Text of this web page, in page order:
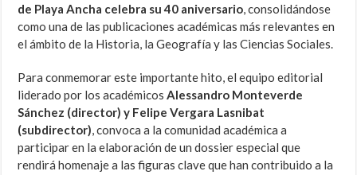
de Playa Ancha celebra su 40 aniversario, consolidándose
como una de las publicaciones académicas más relevantes en
el ámbito de la Historia, la Geografía y las Ciencias Sociales.
Para conmemorar este importante hito, el equipo editorial
liderado por los académicosAlessandro Monteverde
Sánchez (director) y Felipe Vergara Lasnibat
(subdirector), convoca a la comunidad académica a
participar en la elaboración de un dossier especial que
rendirá homenaje a las figuras clave que han contribuido a la